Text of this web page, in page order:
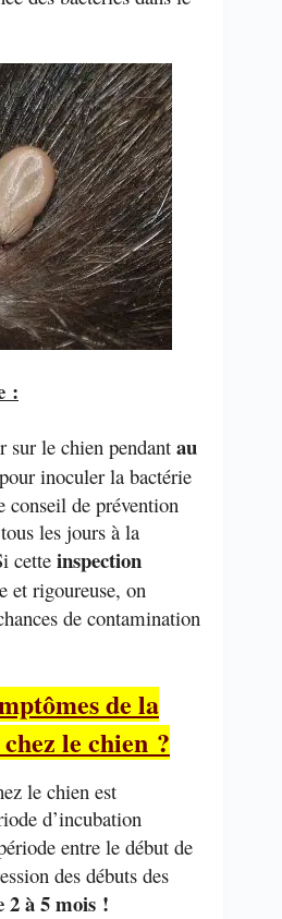
:
sur le chien pendant au
pour inoculer la bactérie
de prévention
les jours à la
cette inspection
et rigoureuse, on
de contamination
de la
le chien ?
le chien est
d’incubation
entre le début de
des débuts des
2 à 5 mois !